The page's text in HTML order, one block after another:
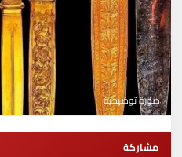
صورة توضيحية
مشاركة